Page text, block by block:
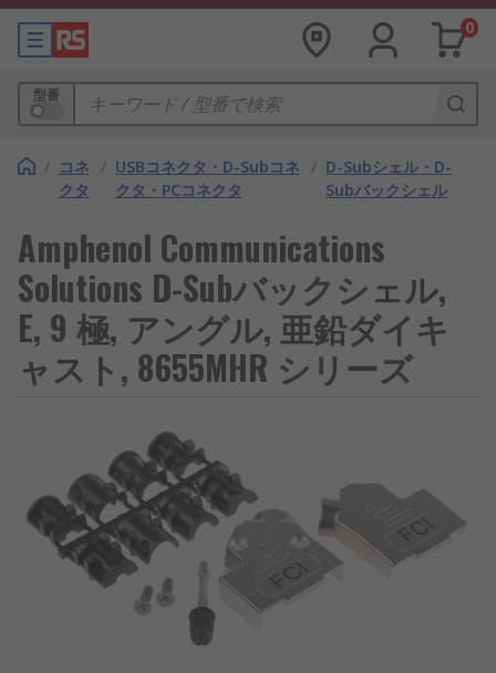
0
型番
/ コネ
クタ
/ USBコネクタ・D-Subコネ
クタ・PCコネクタ
/ D-Subシェル・D-
Subバックシェル
Amphenol Communications
Solutions D-Subバックシェル,
E, 9 極, アングル, 亜鉛ダイキ
ャスト, 8655MHR シリーズ